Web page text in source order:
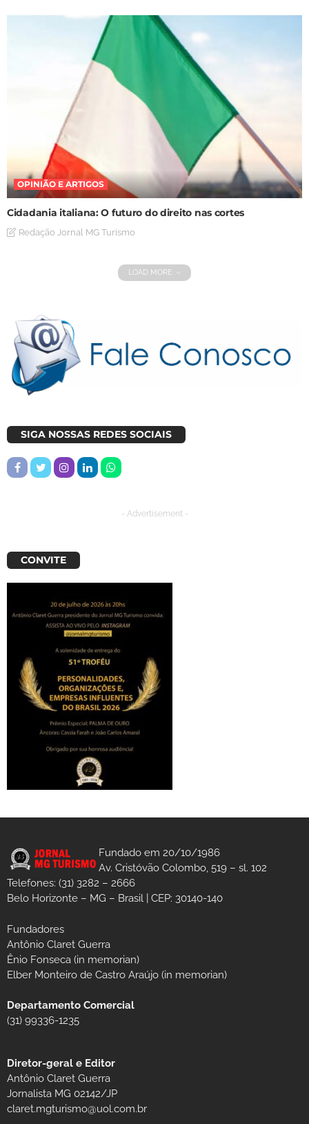
OPINIÃO E ARTIGOS
Cidadania italiana: O futuro do direito nas cortes
Redação Jornal MG Turismo
LOAD MORE
SIGA NOSSAS REDES SOCIAIS
- Advertisement -
CONVITE
Fundado em 20/10/1986
Av. Cristóvão Colombo, 519 – sl. 102
Telefones: (31) 3282 – 2666
Belo Horizonte – MG – Brasil | CEP: 30140-140
Fundadores
Antônio Claret Guerra
Ênio Fonseca (in memorian)
Elber Monteiro de Castro Araújo (in memorian)
Departamento Comercial
(31) 99336-1235
Diretor-geral e Editor
Antônio Claret Guerra
Jornalista MG 02142/JP
claret.mgturismo@uol.com.br